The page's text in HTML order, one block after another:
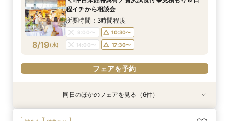
8/18(火)
9:00〜
10:30〜
14:00〜
17:30〜
フェアを予約
8/18(火)
9:00〜
10:30〜
14:00〜
17:30〜
フェアを予約
8/18(火)
9:00〜
10:30〜
14:00〜
17:30〜
フェアを予約
8/18(火)
9:00〜
10:30〜
14:00〜
17:30〜
フェアを予約
8/18(火)
11:00〜
14:00〜
17:30〜
18:30〜
フェアを予約
8/18(火)
9:00〜
10:30〜
14:00〜
17:30〜
フェアを予約
8/19(水)
程イチから相談会
所要時間：3時間程度
9:00〜
10:30〜
14:00〜
17:30〜
フェアを予約
特典あり
特典あり
特典あり
特典あり
特典あり同日のほかのフェアを見る（6件）